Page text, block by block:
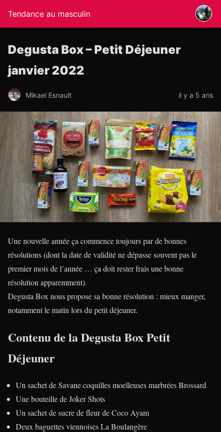
Tendance au masculin
Degusta Box – Petit Déjeuner
janvier 2022
Mikael Esnault il y a 5 ans
Une nouvelle année ça commence toujours par de bonnes
résolutions (dont la date de validité ne dépasse souvent pas le
premier mois de l’année … ça doit rester frais une bonne
résolution apparemment).
Degusta Box nous propose sa bonne résolution : mieux manger,
notamment le matin lors du petit déjeuner.
Contenu de la Degusta Box Petit
Déjeuner
Un sachet de Savane coquilles moelleuses marbrées Brossard
Une bouteille de Joker Shots
Un sachet de sucre de fleur de Coco Ayam
Deux baguettes viennoises La Boulangère